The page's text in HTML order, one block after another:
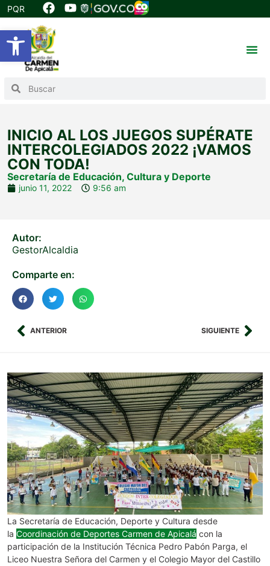
Abrir barra de herramientas
PQR
INICIO AL LOS JUEGOS SUPÉRATE
INTERCOLEGIADOS 2022 ¡VAMOS
CON TODA!
Secretaría de Educación, Cultura y Deporte
junio 11, 2022 9:56 am
Autor:
GestorAlcaldia
Comparte en:
ANTERIOR SIGUIENTE
La Secretaría de Educación, Deporte y Cultura desde
la Coordinación de Deportes Carmen de Apicalá con la
participación de la Institución Técnica Pedro Pabón Parga, el
Liceo Nuestra Señora del Carmen y el Colegio Mayor del Castillo